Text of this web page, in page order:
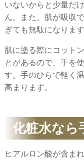
いないからと少量だ
ん。また、肌が吸収
ぎても無駄になります
肌に塗る際にコット
とがあるので、手を
す。手のひらで軽く
高まります。
化粧水なら
ヒアルロン酸が含ま